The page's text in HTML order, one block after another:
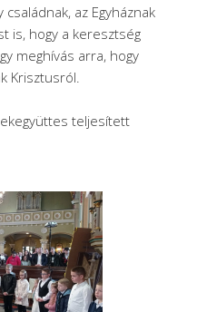
az Egyháznak
is, hogy a keresztség
meghívás arra, hogy
Krisztusról.
teljesített